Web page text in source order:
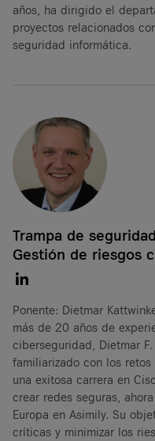
años, ha dirigido el
proyectos relacionados
seguridad informática.
Trampa de
Gestión de riesgos
Ponente: Dietmar
más de 20 años de
ciberseguridad, Dietmar
familiarizado con los
una exitosa carrera en
crear redes seguras,
Europa en Asimily. Su
críticas y minimizar los